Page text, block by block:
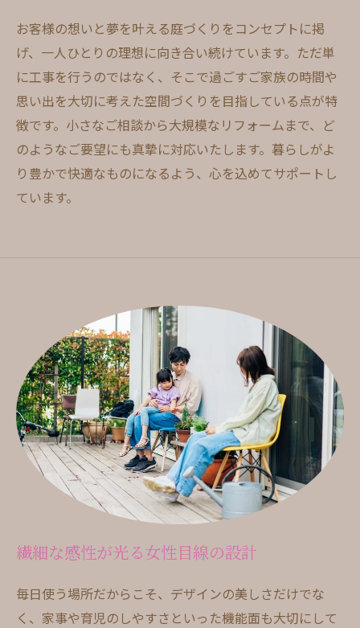
お客様の想いと夢を叶える庭づくりをコンセプトに掲
げ、一人ひとりの理想に向き合い続けています。ただ単
に工事を行うのではなく、そこで過ごすご家族の時間や
思い出を大切に考えた空間づくりを目指している点が特
徴です。小さなご相談から大規模なリフォームまで、ど
のようなご要望にも真摯に対応いたします。暮らしがよ
り豊かで快適なものになるよう、心を込めてサポートし
ています。
繊細な感性が光る女性目線の設計
毎日使う場所だからこそ、デザインの美しさだけでな
く、家事や育児のしやすさといった機能面も大切にして